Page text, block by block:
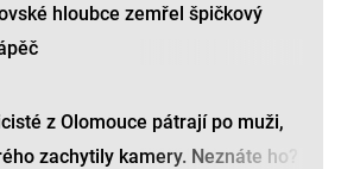
hloubce zemřel špičkový
z Olomouce pátrají po muži,
zachytily kamery. Neznáte ho?